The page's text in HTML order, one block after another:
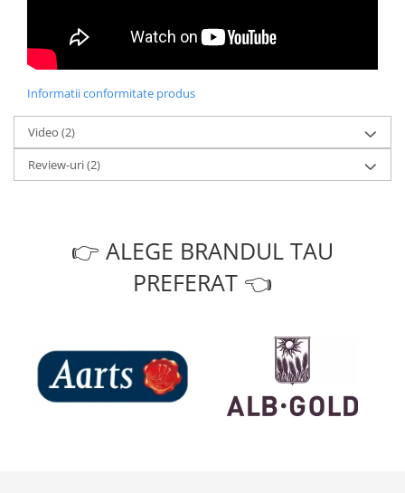
Informatii conformitate produs
Video (2)
Review-uri(2)
👉 ALEGE BRANDUL TAU
PREFERAT 👈